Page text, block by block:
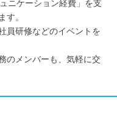
ニケーション経費」を支
す。
員研修などのイベントを
のメンバーも、気軽に交